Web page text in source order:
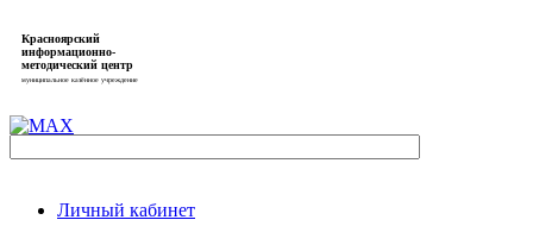
Красноярский
информационно-
методический центр
муниципальное казённое учреждение
Личный кабинет